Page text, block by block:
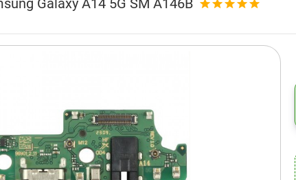
Galaxy A14 5G SM A146B